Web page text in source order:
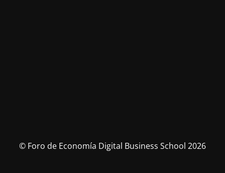
© Foro de Economía Digital Business School 2026